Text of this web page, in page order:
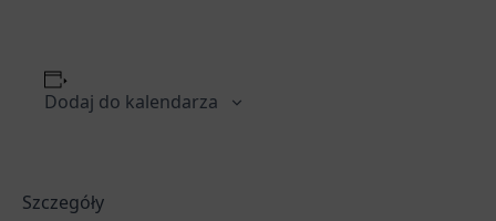
Dodaj do kalendarza
Szczegóły